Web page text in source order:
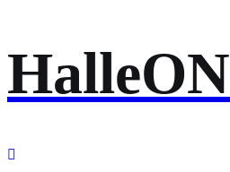
Inhalt
springen
HalleON